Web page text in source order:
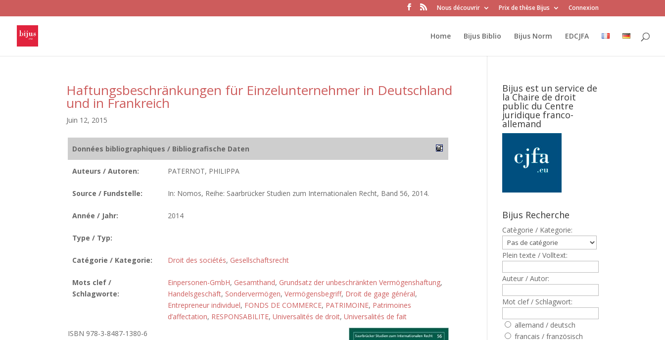
Nous découvrir Prix de thèse Bijus Connexion
Home Bijus Biblio Bijus Norm EDCJFA
Haftungsbeschränkungen für Einzelunternehmer in Deutschland
und in Frankreich
Juin 12, 2015
Données bibliographiques / Bibliografische Daten
Auteurs / Autoren: PATERNOT, PHILIPPA
Source / Fundstelle: In: Nomos, Reihe: Saarbrücker Studien zum Internationalen Recht, Band 56, 2014.
Année / Jahr: 2014
Type / Typ:
Catégorie / Kategorie: Droit des sociétés, Gesellschaftsrecht
Mots clef /
Schlagworte:
Einpersonen-GmbH, Gesamthand, Grundsatz der unbeschränkten Vermögenshaftung,
Handelsgeschäft, Sondervermögen, Vermögensbegriff, Droit de gage général,
Entrepreneur individuel, FONDS DE COMMERCE, PATRIMOINE, Patrimoines
d’affectation, RESPONSABILITE, Universalités de droit, Universalités de fait
ISBN 978-3-8487-1380-6
Bijus est un service de
la Chaire de droit
public du Centre
juridique franco-
allemand
Bijus Recherche
Catègorie / Kategorie:
Plein texte / Volltext:
Auteur / Autor:
Mot clef / Schlagwort:
allemand / deutsch
francais / französisch